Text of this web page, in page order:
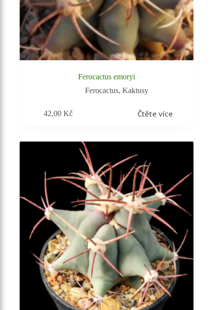
Ferocactus emoryi
Ferocactus, Kaktusy
42,00Kč Čtěte více